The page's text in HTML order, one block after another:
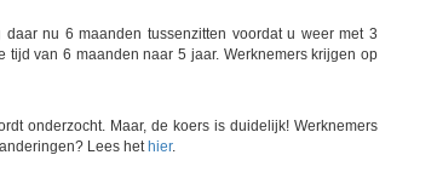
nu 6 maanden tussenzitten voordat u weer met 3
van 6 maanden naar 5 jaar. Werknemers krijgen op
onderzocht. Maar, de koers is duidelijk! Werknemers
Lees het hier.